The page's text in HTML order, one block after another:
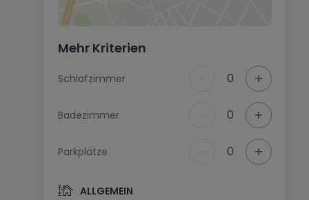
Mehr Kriterien
Schlafzimmer 0 +
Badezimmer 0 +
Parkplätze 0 +
ALLGEMEIN